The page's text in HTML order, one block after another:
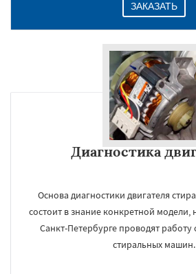
ЗАКАЗАТЬ
Диагностика
Основа диагностики двигателя
состоит в знание конкретной модели,
Санкт-Петербурге проводят
стиральных машин.